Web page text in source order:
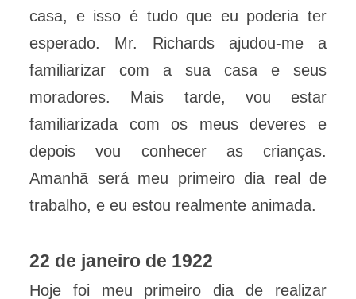
casa, e isso é tudo que eu poderia ter
esperado. Mr. Richards ajudou-me a
familiarizar com a sua casa e seus
moradores. Mais tarde, vou estar
familiarizada com os meus deveres e
depois vou conhecer as crianças.
Amanhã será meu primeiro dia real de
trabalho, e eu estou realmente animada.
22 de janeiro de 1922
Hoje foi meu primeiro dia de realizar